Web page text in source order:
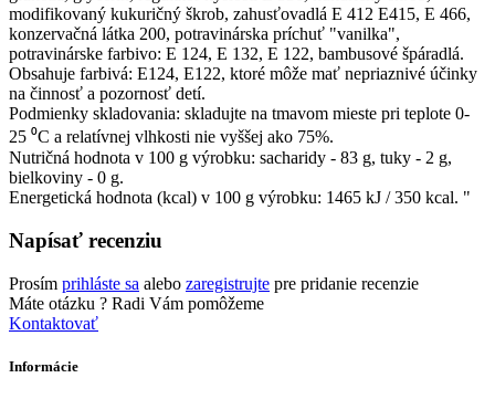
modifikovaný kukuričný škrob, zahusťovadlá E 412 Е415, Е 466,
konzervačná látka 200, potravinárska príchuť "vanilka",
potravinárske farbivo: E 124, E 132, E 122, bambusové špáradlá.
Obsahuje farbivá: E124, E122, ktoré môže mať nepriaznivé účinky
na činnosť a pozornosť detí.
Podmienky skladovania: skladujte na tmavom mieste pri teplote 0-
25 ⁰С a relatívnej vlhkosti nie vyššej ako 75%.
Nutričná hodnota v 100 g výrobku: sacharidy - 83 g, tuky - 2 g,
bielkoviny - 0 g.
Energetická hodnota (kcal) v 100 g výrobku: 1465 kJ / 350 kcal. "
Napísať recenziu
Prosím prihláste sa alebo zaregistrujte pre pridanie recenzie
Máte otázku ? Radi Vám pomôžeme
Kontaktovať
Informácie